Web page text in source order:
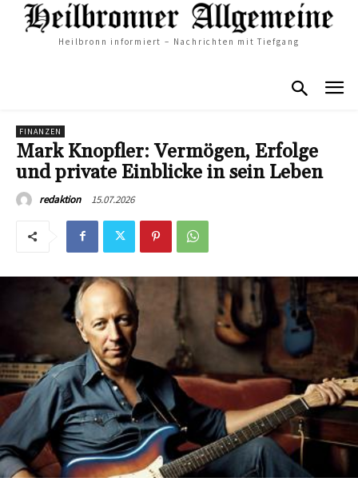
Heilbronn informiert – Nachrichten mit Tiefgang
FINANZEN
Mark Knopfler: Vermögen, Erfolge
und private Einblicke in sein Leben
redaktion 15.07.2026